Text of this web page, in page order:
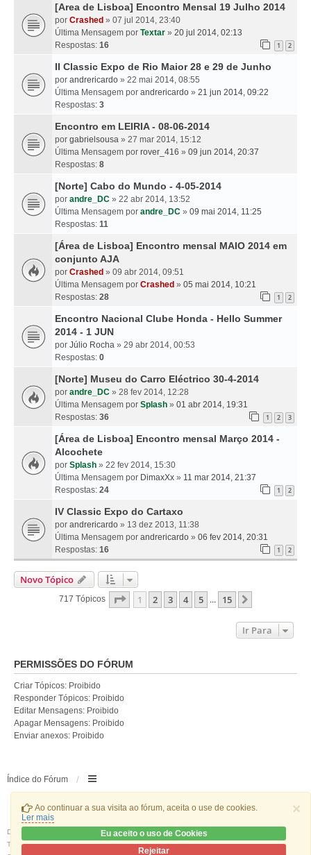
×
Ao continuar a sua visita ao fórum, aceita o use de cookies.
Ler mais
Eu aceito o uso de Cookies
Rejeitar
[Area de Lisboa] Encontro Mensal 19 Julho 2014
por Crashed » 07 jul 2014, 23:40
Última Mensagem por Textar » 20 jul 2014, 02:13
Respostas: 16 1 2
II Classic Expo de Rio Maior 28 e 29 de Junho
por andrericardo » 22 mai 2014, 08:55
Última Mensagem por andrericardo » 21 jun 2014, 09:22
Respostas: 3
Encontro em LEIRIA - 08-06-2014
por gabrielsousa » 27 mar 2014, 15:12
Última Mensagem por rover_416 » 09 jun 2014, 20:37
Respostas: 8
[Norte] Cabo do Mundo - 4-05-2014
por andre_DC » 22 abr 2014, 13:52
Última Mensagem por andre_DC » 09 mai 2014, 11:25
Respostas: 11
[Área de Lisboa] Encontro mensal MAIO 2014 em
conjunto AJA
por Crashed » 09 abr 2014, 09:51
Última Mensagem por Crashed » 05 mai 2014, 10:21
Respostas: 28 1 2
Encontro Nacional Clube Honda - Hello Summer
2014 - 1 JUN
por Júlio Rocha » 29 abr 2014, 00:53
Respostas: 0
[Norte] Museu do Carro Eléctrico 30-4-2014
por andre_DC » 28 fev 2014, 12:28
Última Mensagem por Splash » 01 abr 2014, 19:31
Respostas: 36 1 2 3
[Área de Lisboa] Encontro mensal Março 2014 -
Alcochete
por Splash » 22 fev 2014, 15:30
Última Mensagem por DimaxXx » 11 mar 2014, 21:37
Respostas: 24 1 2
IV Classic Expo do Cartaxo
por andrericardo » 13 dez 2013, 11:38
Última Mensagem por andrericardo » 06 fev 2014, 20:31
Respostas: 16 1 2
Novo Tópico
717 Tópicos Página De 15
1 2 3 4 5 ... 15
Ir Para
PERMISSÕES DO FÓRUM
Criar Tópicos: Proibido
Responder Tópicos: Proibido
Editar Mensagens: Proibido
Apagar Mensagens: Proibido
Enviar anexos: Proibido
Índice do Fórum
Desenvolvido por
® Forum Software © phpBB Limited
Traduzido por:phpBB Portugal